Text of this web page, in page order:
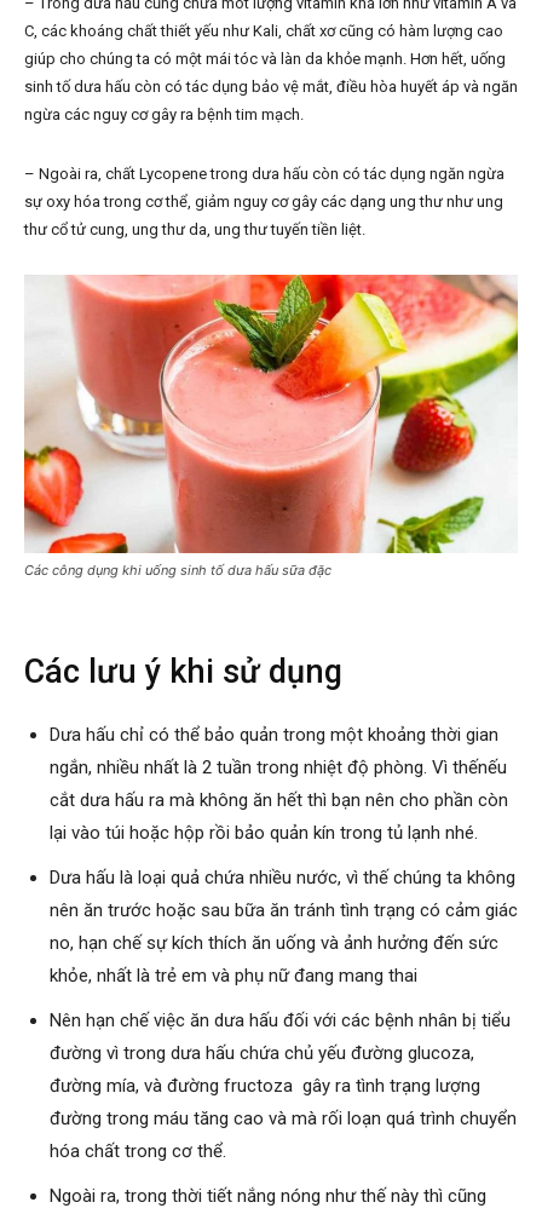
C, các khoáng chất thiết yếu như Kali, chất xơ cũng có hàm lượng cao
giúp cho chúng ta có một mái tóc và làn da khỏe mạnh. Hơn hết, uống
sinh tố dưa hấu còn có tác dụng bảo vệ mắt, điều hòa huyết áp và ngăn
ngừa các nguy cơ gây ra bệnh tim mạch.
– Ngoài ra, chất Lycopene trong dưa hấu còn có tác dụng ngăn ngừa
sự oxy hóa trong cơ thể, giảm nguy cơ gây các dạng ung thư như ung
thư cổ tử cung, ung thư da, ung thư tuyến tiền liệt.
Các công dụng khi uống sinh tố dưa hấu sữa đặc
Các lưu ý khi sử dụng
Dưa hấu chỉ có thể bảo quản trong một khoảng thời gian
ngắn, nhiều nhất là 2 tuần trong nhiệt độ phòng. Vì thếnếu
cắt dưa hấu ra mà không ăn hết thì bạn nên cho phần còn
lại vào túi hoặc hộp rồi bảo quản kín trong tủ lạnh nhé.
Dưa hấu là loại quả chứa nhiều nước, vì thế chúng ta không
nên ăn trước hoặc sau bữa ăn tránh tình trạng có cảm giác
no, hạn chế sự kích thích ăn uống và ảnh hưởng đến sức
khỏe, nhất là trẻ em và phụ nữ đang mang thai
Nên hạn chế việc ăn dưa hấu đối với các bệnh nhân bị tiểu
đường vì trong dưa hấu chứa chủ yếu đường glucoza,
đường mía, và đường fructoza gây ra tình trạng lượng
đường trong máu tăng cao và mà rối loạn quá trình chuyển
hóa chất trong cơ thể.
Ngoài ra, trong thời tiết nắng nóng như thế này thì cũng